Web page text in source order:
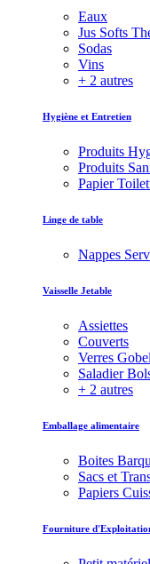
Eaux
Jus Softs
Sodas
Vins
+ 2 autres
Hygiène et Entretien
Produits
Produits
Papier
Linge de table
Nappes
Vaisselle Jetable
Assiettes
Couverts
Verres
Saladier
+ 2 autres
Emballage alimentaire
Boites
Sacs et
Papiers
Fourniture